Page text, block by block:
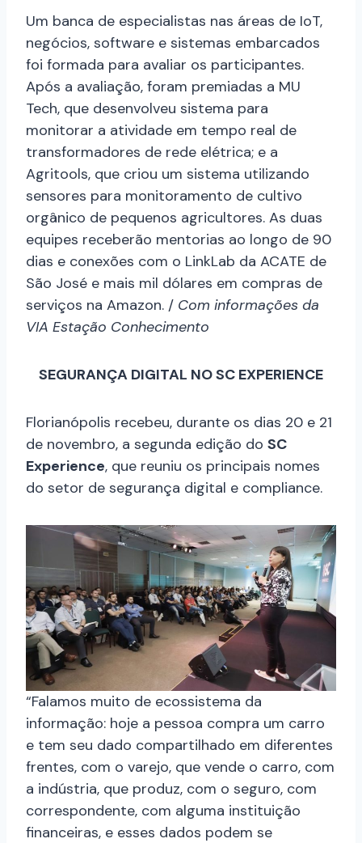
Um banca de especialistas nas áreas de IoT,
negócios, software e sistemas embarcados
foi formada para avaliar os participantes.
Após a avaliação, foram premiadas a MU
Tech, que desenvolveu sistema para
monitorar a atividade em tempo real de
transformadores de rede elétrica; e a
Agritools, que criou um sistema utilizando
sensores para monitoramento de cultivo
orgânico de pequenos agricultores. As duas
equipes receberão mentorias ao longo de 90
dias e conexões com o LinkLab da ACATE de
São José e mais mil dólares em compras de
serviços na Amazon. / Com informações da
VIA Estação Conhecimento
SEGURANÇA DIGITAL NO SC EXPERIENCE
Florianópolis recebeu, durante os dias 20 e 21
de novembro, a segunda edição do SC
Experience, que reuniu os principais nomes
do setor de segurança digital e compliance.
“Falamos muito de ecossistema da
informação: hoje a pessoa compra um carro
e tem seu dado compartilhado em diferentes
frentes, com o varejo, que vende o carro, com
a indústria, que produz, com o seguro, com
correspondente, com alguma instituição
financeiras, e esses dados podem se